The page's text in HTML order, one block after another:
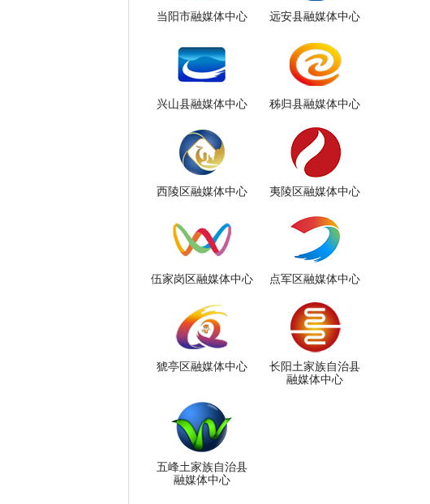
当阳市融媒体中心 远安县融媒体中心
兴山县融媒体中心 秭归县融媒体中心
西陵区融媒体中心 夷陵区融媒体中心
伍家岗区融媒体中心 点军区融媒体中心
猇亭区融媒体中心
长阳土家族自治县
融媒体中心
五峰土家族自治县
融媒体中心